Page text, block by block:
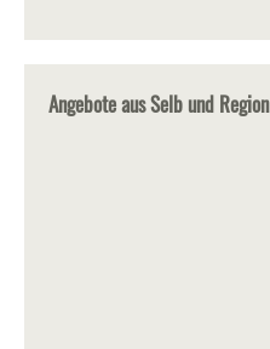
Angebote aus Selb und Region